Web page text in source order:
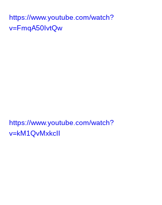
https://www.youtube.com/watch?
v=FmqA50IvtQw
https://www.youtube.com/watch?
v=kM1QvMxkcII